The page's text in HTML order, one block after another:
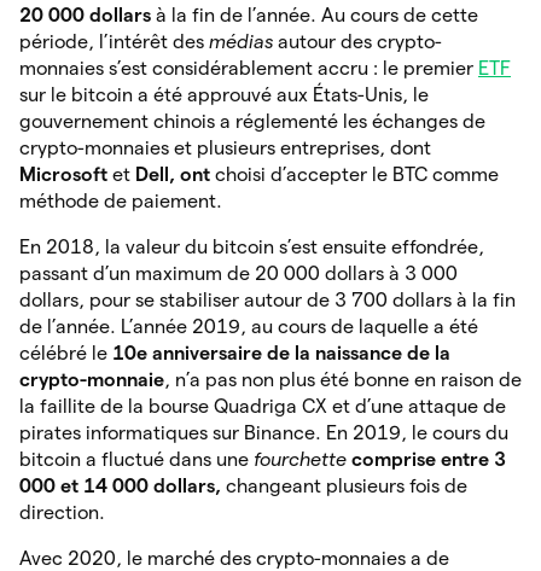
20 000 dollars à la fin de l’année. Au cours de cette
période, l’intérêt des médias autour des crypto-
monnaies s’est considérablement accru : le premier ETF
sur le bitcoin a été approuvé aux États-Unis, le
gouvernement chinois a réglementé les échanges de
crypto-monnaies et plusieurs entreprises, dont
Microsoft et Dell, ont choisi d’accepter le BTC comme
méthode de paiement.
En 2018, la valeur du bitcoin s’est ensuite effondrée,
passant d’un maximum de 20 000 dollars à 3 000
dollars, pour se stabiliser autour de 3 700 dollars à la fin
de l’année. L’année 2019, au cours de laquelle a été
célébré le 10e anniversaire de la naissance de la
crypto-monnaie, n’a pas non plus été bonne en raison de
la faillite de la bourse Quadriga CX et d’une attaque de
pirates informatiques sur Binance. En 2019, le cours du
bitcoin a fluctué dans une fourchette comprise entre 3
000 et 14 000 dollars, changeant plusieurs fois de
direction.
Avec 2020, le marché des crypto-monnaies a de